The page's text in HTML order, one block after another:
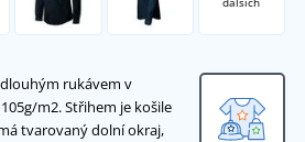
rukávem v
m2. Střihem je košile
tvarovaný dolní okraj,